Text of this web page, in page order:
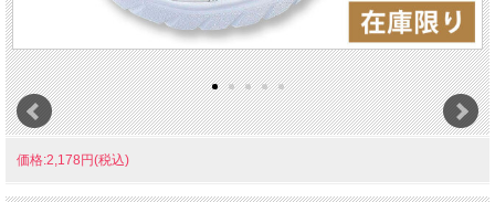
価格:2,178円(税込)